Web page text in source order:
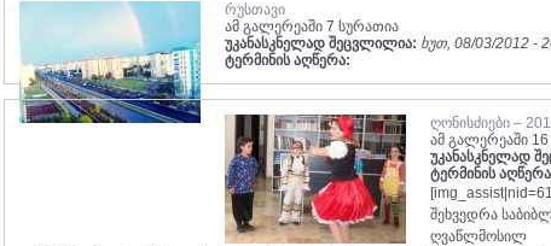
რუსთავი
ამ გალერეაში 7 სურათია
უკანასკნელად შეცვლილია: ხუთ, 08/03/2012 -
ტერმინის აღწერა:
ღონისძიები –
ამ გალერეაში
უკანასკნელად
ტერმინის
შეხვედრა
ღვაწლმოსილ